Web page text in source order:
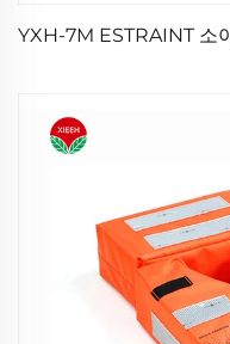
YXH-7M ESTRAINT 소